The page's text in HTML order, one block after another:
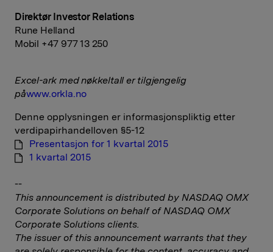
Direktør Investor Relations
Rune Helland
Mobil +47 977 13 250
Excel-ark med nøkkeltall er tilgjengelig
påwww.orkla.no
Denne opplysningen er informasjonspliktig etter
verdipapirhandelloven §5-12
Presentasjon for 1 kvartal 2015
1 kvartal 2015
--
This announcement is distributed by NASDAQ OMX
Corporate Solutions on behalf of NASDAQ OMX
Corporate Solutions clients.
The issuer of this announcement warrants that they